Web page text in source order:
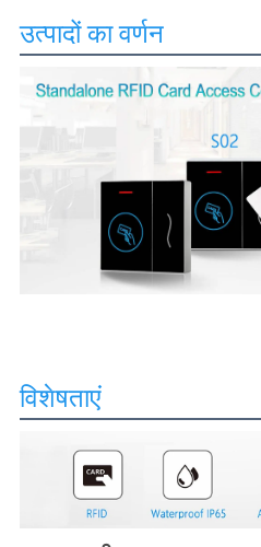
उत्पादों का वर्णन
विशेषताएं